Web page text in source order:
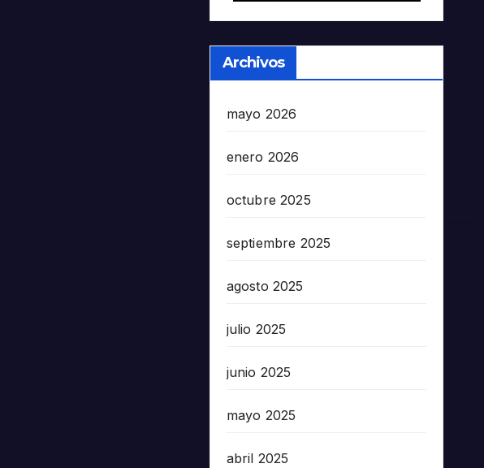
Archivos
mayo 2026
enero 2026
octubre 2025
septiembre 2025
agosto 2025
julio 2025
junio 2025
mayo 2025
abril 2025